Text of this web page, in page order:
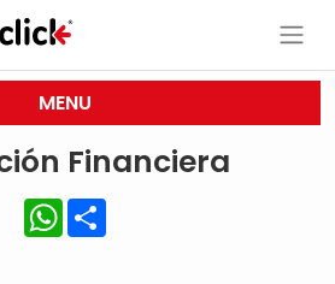
MENU
Financiera
WhatsApp